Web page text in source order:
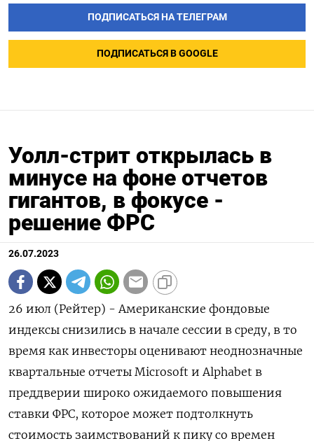
ПОДПИСАТЬСЯ НА ТЕЛЕГРАМ
ПОДПИСАТЬСЯ В GOOGLE
Уолл-стрит открылась в
минусе на фоне отчетов
гигантов, в фокусе -
решение ФРС
26.07.2023
26 июл (Рейтер) - Американские фондовые
индексы снизились в начале сессии в среду, в то
время как инвесторы оценивают неоднозначные
квартальные отчеты Microsoft и Alphabet в
преддверии широко ожидаемого повышения
ставки ФРС, которое может подтолкнуть
стоимость заимствований к пику со времен